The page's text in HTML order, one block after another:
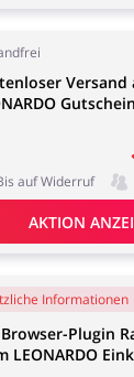
&
auf Widerruf
AKTION
Informationen
Plugin
LEONARDO